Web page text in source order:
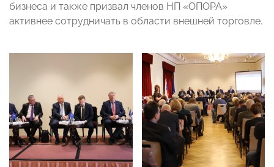
бизнеса и также призвал членов НП «ОПОРА»
активнее сотрудничать в области внешней торговле.